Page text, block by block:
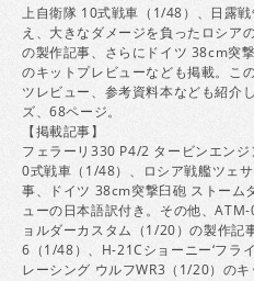
上自衛隊 10式戦車（1/48）、日露
え、大きなダメージを負ったロシア
の製作記事、さらにドイツ 38cm突
のキットプレビューなども掲載。こ
ツレビュー、参考資料本なども紹介
ズ、68ページ。
【掲載記事】
フェラーリ330 P4/2 タービンエン
0式戦車（1/48）、ロシア戦艦ツェ
事、ドイツ 38cm突撃臼砲 ストーム
ューの日本語訳付き。その他、
ョルダーカスタム（1/20）の製作
6（1/48）、H-21Cショーニー‘フラ
レーシング ウルフWR3（1/20）のキ